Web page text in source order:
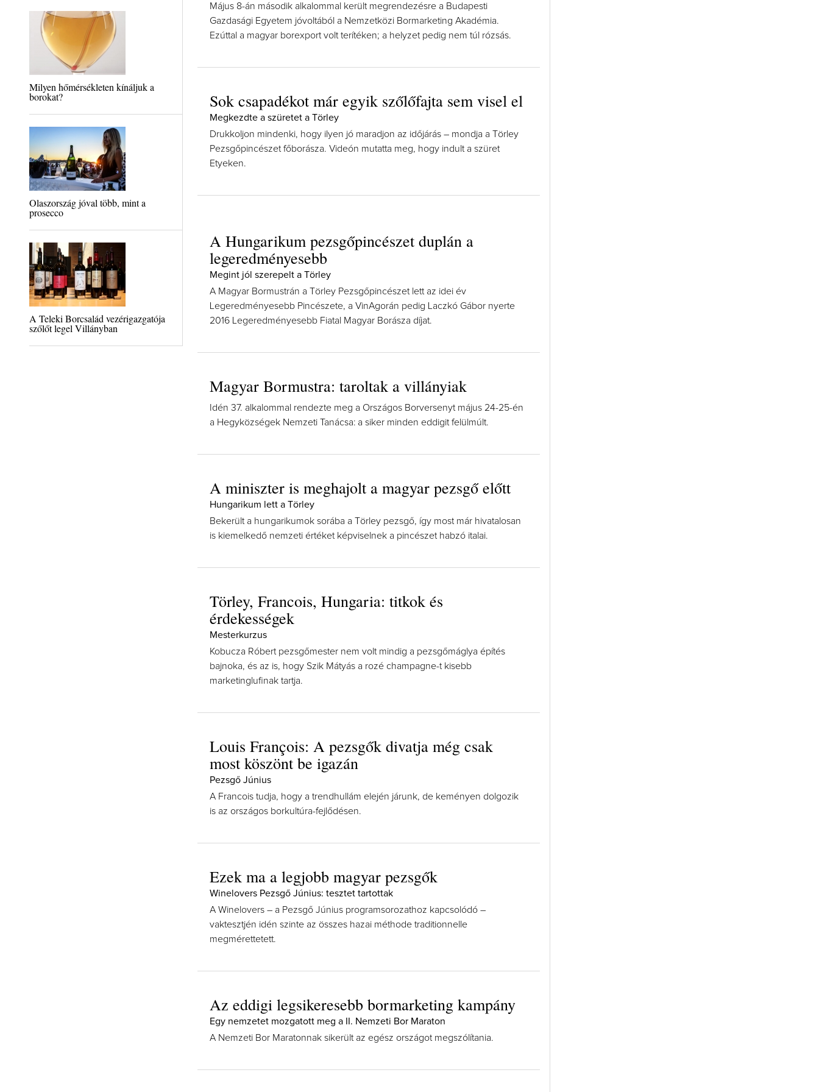
Milyen hőmérsékleten kínáljuk a
borokat?
Olaszország jóval több, mint a
prosecco
A Teleki Borcsalád vezérigazgatója
szőlőt legel Villányban
Május 8-án második alkalommal került megrendezésre a Budapesti
Gazdasági Egyetem jóvoltából a Nemzetközi Bormarketing Akadémia.
Ezúttal a magyar borexport volt terítéken; a helyzet pedig nem túl rózsás.
Sok csapadékot már egyik szőlőfajta sem visel el
Megkezdte a szüretet a Törley
Drukkoljon mindenki, hogy ilyen jó maradjon az időjárás – mondja a Törley
Pezsgőpincészet főborásza. Videón mutatta meg, hogy indult a szüret
Etyeken.
A Hungarikum pezsgőpincészet duplán a
legeredményesebb
Megint jól szerepelt a Törley
A Magyar Bormustrán a Törley Pezsgőpincészet lett az idei év
Legeredményesebb Pincészete, a VinAgorán pedig Laczkó Gábor nyerte
2016 Legeredményesebb Fiatal Magyar Borásza díjat.
Magyar Bormustra: taroltak a villányiak
Idén 37. alkalommal rendezte meg a Országos Borversenyt május 24-25-én
a Hegyközségek Nemzeti Tanácsa: a siker minden eddigit felülmúlt.
A miniszter is meghajolt a magyar pezsgő előtt
Hungarikum lett a Törley
Bekerült a hungarikumok sorába a Törley pezsgő, így most már hivatalosan
is kiemelkedő nemzeti értéket képviselnek a pincészet habzó italai.
Törley, Francois, Hungaria: titkok és
érdekességek
Mesterkurzus
Kobucza Róbert pezsgőmester nem volt mindig a pezsgőmáglya építés
bajnoka, és az is, hogy Szik Mátyás a rozé champagne-t kisebb
marketinglufinak tartja.
Louis François: A pezsgők divatja még csak
most köszönt be igazán
Pezsgő Június
A Francois tudja, hogy a trendhullám elején járunk, de keményen dolgozik
is az országos borkultúra-fejlődésen.
Ezek ma a legjobb magyar pezsgők
Winelovers Pezsgő Június: tesztet tartottak
A Winelovers – a Pezsgő Június programsorozathoz kapcsolódó –
vaktesztjén idén szinte az összes hazai méthode traditionnelle
megmérettetett.
Az eddigi legsikeresebb bormarketing kampány
Egy nemzetet mozgatott meg a II. Nemzeti Bor Maraton
A Nemzeti Bor Maratonnak sikerült az egész országot megszólítania.